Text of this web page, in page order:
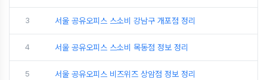
3 서울 공유오피스 스소비 강남구 개포점 정리
4 서울 공유오피스 스소비 목동점 정보 정리
5 서울 공유오피스 비즈위즈 상암점 정보 정리